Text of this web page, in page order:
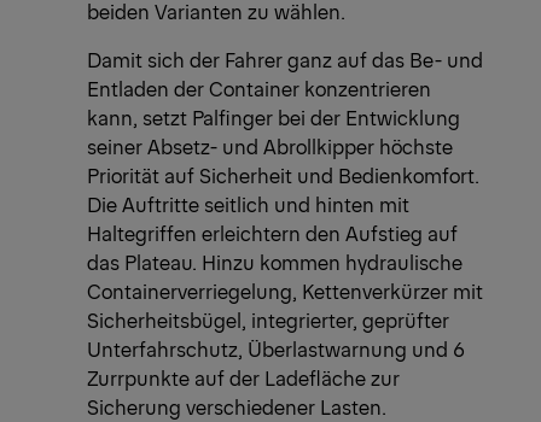
beiden Varianten zu wählen.
Damit sich der Fahrer ganz auf das Be- und
Entladen der Container konzentrieren
kann, setzt Palfinger bei der Entwicklung
seiner Absetz- und Abrollkipper höchste
Priorität auf Sicherheit und Bedienkomfort.
Die Auftritte seitlich und hinten mit
Haltegriffen erleichtern den Aufstieg auf
das Plateau. Hinzu kommen hydraulische
Containerverriegelung, Kettenverkürzer mit
Sicherheitsbügel, integrierter, geprüfter
Unterfahrschutz, Überlastwarnung und 6
Zurrpunkte auf der Ladefläche zur
Sicherung verschiedener Lasten.